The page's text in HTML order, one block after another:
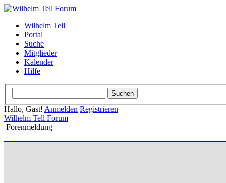
Wilhelm Tell
Portal
Suche
Mitglieder
Kalender
Hilfe
Hallo, Gast! Anmelden Registrieren
Wilhelm Tell Forum
Forenmeldung